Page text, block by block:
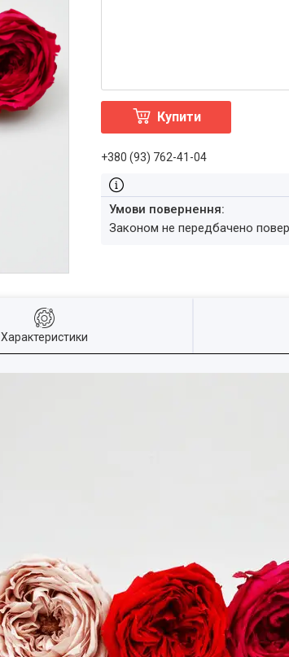
Купити
+380 (93) 762-41-04
Законом не передбачено
Характеристики